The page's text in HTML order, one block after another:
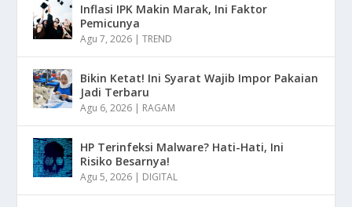
Inflasi IPK Makin Marak, Ini Faktor
Pemicunya
Agu 7, 2026 |TREND
Bikin Ketat! Ini Syarat Wajib Impor Pakaian
Jadi Terbaru
Agu 6, 2026 | RAGAM
HP Terinfeksi Malware? Hati-Hati, Ini
Risiko Besarnya!
Agu 5, 2026 | DIGITAL